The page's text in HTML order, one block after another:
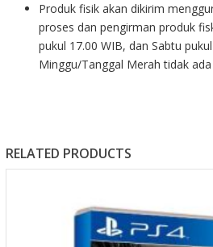
Produk fisik akan dikirim
proses dan pengirman produk
pukul 17.00 WIB, dan Sabtu
Minggu/Tanggal Merah tidak
RELATED PRODUCTS